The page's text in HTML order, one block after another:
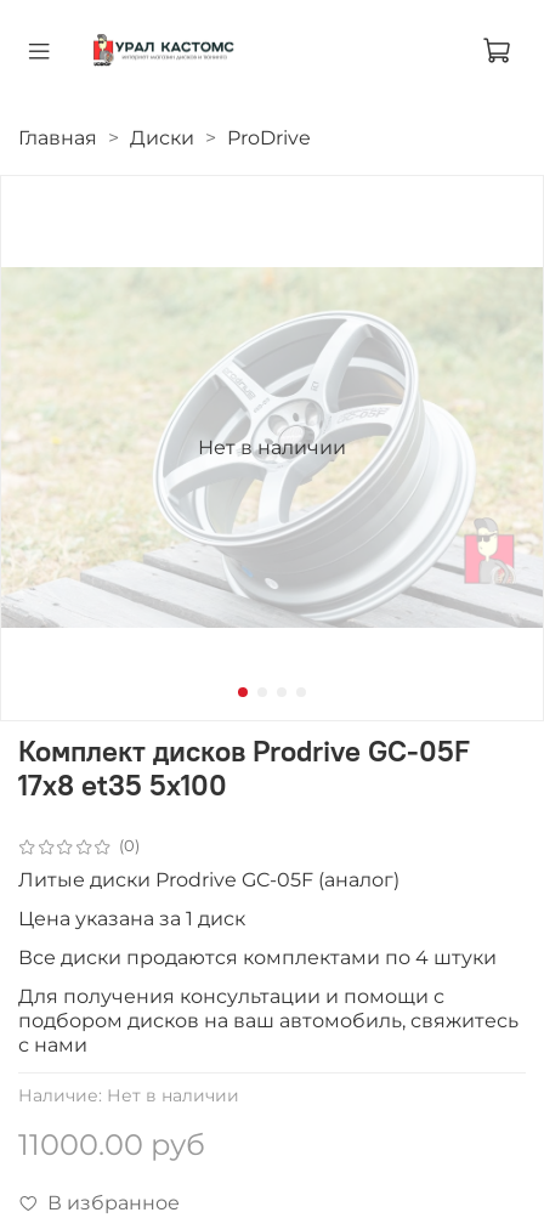
Главная Диски ProDrive
Нет в наличии
(0)
Наличие: Нет в наличии
Комплект дисков Prodrive GC-05F
17x8 et35 5x100
11000.00 руб
В избранное
Литые диски Prodrive GC-05F (аналог)
Цена указана за 1 диск
Все диски продаютcя комплектами по 4 штуки
Для получения консультации и помощи с
подбором дисков на ваш автомобиль, свяжитесь
с нами